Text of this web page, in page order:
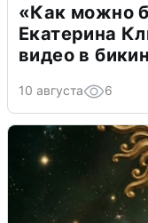
«Как можно
Екатерина
видео в
10 августа 6